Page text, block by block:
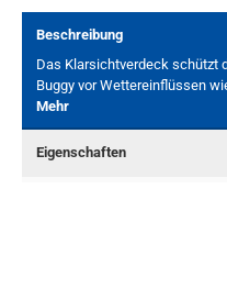
Beschreibung
Das Klarsichtverdeck schützt
Buggy vor Wettereinflüssen
Mehr
Eigenschaften